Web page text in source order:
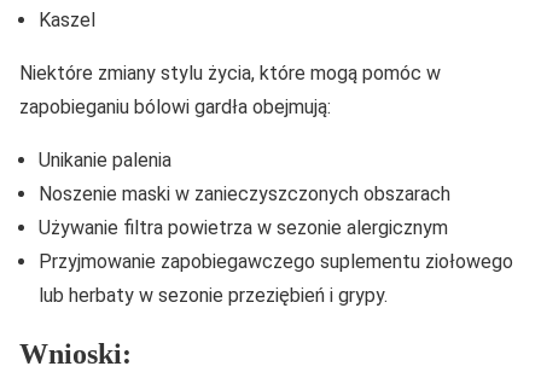
Kaszel
Niektóre zmiany stylu życia, które mogą pomóc w
zapobieganiu bólowi gardła obejmują:
Unikanie palenia
Noszenie maski w zanieczyszczonych obszarach
Używanie filtra powietrza w sezonie alergicznym
Przyjmowanie zapobiegawczego suplementu ziołowego
lub herbaty w sezonie przeziębień i grypy.
Wnioski: